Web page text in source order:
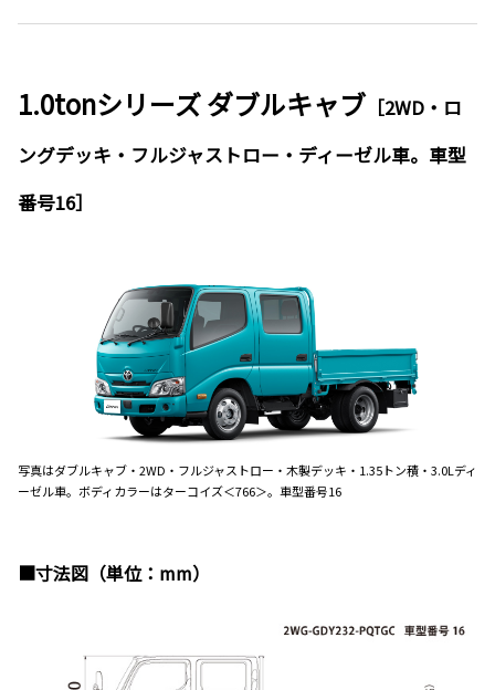
1.0tonシリーズ ダブルキャブ ［2WD・ロ
ングデッキ・フルジャストロー・ディーゼル車。車型
番号16］
写真はダブルキャブ・2WD・フルジャストロー・木製デッキ・1.35トン積・3.0Lディ
ーゼル車。ボディカラーはターコイズ＜766＞。車型番号16
■寸法図（単位：mm）